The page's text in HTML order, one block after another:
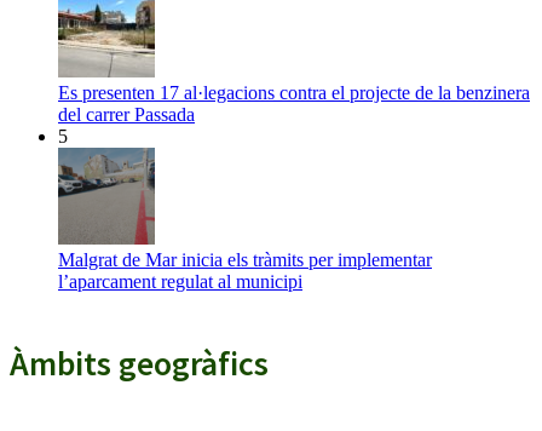
Es presenten 17 al·legacions contra el projecte de la benzinera
del carrer Passada
5
Malgrat de Mar inicia els tràmits per implementar
l’aparcament regulat al municipi
Àmbits geogràfics